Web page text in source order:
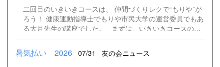
係者。 都会の中に植物を配置して森を作ったり、芝生広場
を作ったり、確かにビルの合間や屋上に多くの植物を見る
ことができる場所が増えています。 何故、植物と関わる
いただき、育てるだけでなく収穫する大切さも知りま...
は、列車の洗浄体験や非情通知器を押してみたり、運転席
に座って車内アナウンスなどを体験しました。 TXにつ
いてたくさん学べ、貴重な体験ができた子供達のうれしそ
うな笑顔で運営委員一同も思わず笑顔。つくばエクスプレ
スの職員さんに感謝です。 ありがとうございました！
二回目のいきいきコースは、 仲間づくりレクで“もりや”が
ろう！ 健康運動指導士でもりや市民大学の運営委員でもあ
る大月先生の講座でした。 まずは、いきいきコースのテ
ーマに沿って、健康・暮らし・食・地域を通してのいきい
き暮らすというお話。 話はほどほどに、今回はたくさん
体を使う講座です。からだとあたまを使って、仲間と一緒
暑気払い 2026 07/31 友の会ニュース